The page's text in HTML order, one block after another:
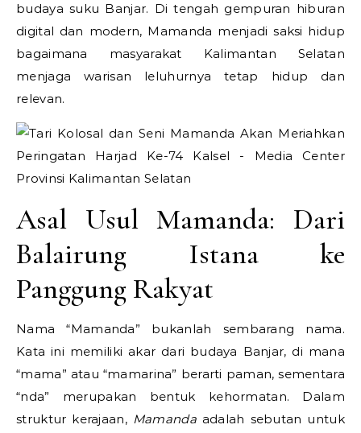
budaya suku Banjar. Di tengah gempuran hiburan
digital dan modern, Mamanda menjadi saksi hidup
bagaimana masyarakat Kalimantan Selatan
menjaga warisan leluhurnya tetap hidup dan
relevan.
Asal Usul Mamanda: Dari
Balairung Istana ke
Panggung Rakyat
Nama “Mamanda” bukanlah sembarang nama.
Kata ini memiliki akar dari budaya Banjar, di mana
“mama” atau “mamarina” berarti paman, sementara
“nda” merupakan bentuk kehormatan. Dalam
struktur kerajaan, Mamandaadalah sebutan untuk